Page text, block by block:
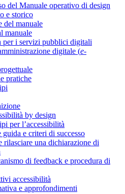
del Manuale operativo di design
e storico
del manuale
manuale
per i servizi pubblici digitali
digitale (e-
pratiche
by design
per l’accessibilità
guida e criteri di successo
rilasciare una dichiarazione di
di feedback e procedura di
accessibilità
e approfondimenti